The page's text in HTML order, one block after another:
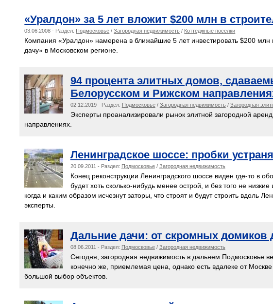
«Уралдон» за 5 лет вложит $200 млн в
03.06.2008 - Раздел: Подмосковье /Загородная недвижимость / Коттеджные поселки
Компания «Уралдон» намерена в ближайшие 5 лет инвестировать $200 млн
дачу» в Московском регионе.
94 процента элитных домов,
Белорусском и Рижском
02.12.2019 - Раздел: Подмосковье/ Загородная недвижимость/ Загородная
Эксперты проанализировали рынок элитной загородной
направлениях.
Ленинградское шоссе: пробки
20.09.2011 - Раздел: Подмосковье/ Загородная недвижимость
Конец реконструкции Ленинградского шоссе виден где-то в
будет хоть сколько-нибудь менее острой, и без того не
когда и каким образом исчезнут заторы, что строят и будут строить вдоль
эксперты.
Дальние дачи: от скромных домиков
08.06.2011 - Раздел: Подмосковье/ Загородная недвижимость
Сегодня, загородная недвижимость в дальнем Подмосковье
конечно же, приемлемая цена, однако есть вдалеке от
большой выбор объектов.